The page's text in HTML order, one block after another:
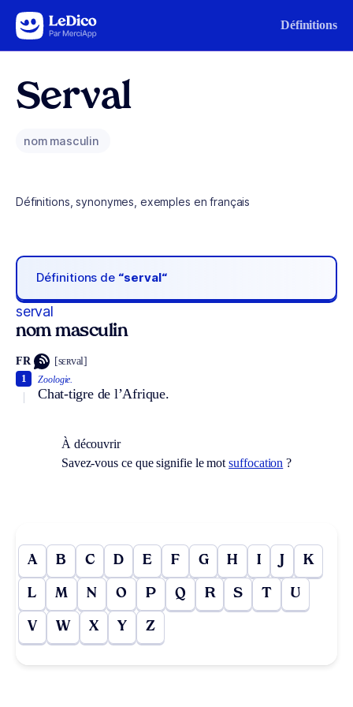
Aller au contenu Définitions
Serval
nom masculin
Définitions, synonymes, exemples en français
Définitions de “serval“
serval
nom masculin
FR [sɛʀval]
Zoologie.
Chat-tigre de l’Afrique.
1
À découvrir
Savez-vous ce que signifie le motsuffocation ?
A B C D E F G H I J K
L M N O P Q R S T U
V W X Y Z